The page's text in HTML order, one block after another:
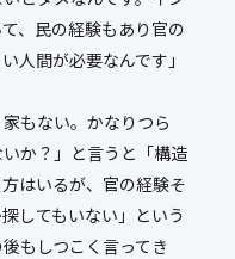
、民の経験もあり官の
人間が必要なんです」
もない。かなりつら
か？」と言うと「構造
はいるが、官の経験そ
してもいない」という
もしつこく言ってき